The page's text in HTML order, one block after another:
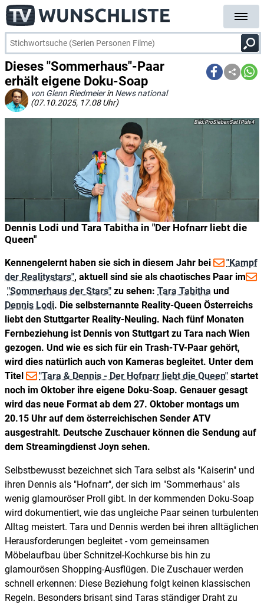
Dieses "Sommerhaus"-Paar
erhält eigene Doku-Soap
von Glenn Riedmeierin News national
(07.10.2025, 17.08 Uhr)
Dennis Lodi und Tara Tabitha in "Der Hofnarr liebt die
Queen"
ProSiebenSat1Puls4
Kennengelernt haben sie sich in diesem Jahr bei
"Kampf
der Realitystars", aktuell sind sie als chaotisches Paar im
"Sommerhaus der Stars" zu sehen: Tara Tabitha und
Dennis Lodi. Die selbsternannte Reality-Queen Österreichs
liebt den Stuttgarter Reality-Neuling. Nach fünf Monaten
Fernbeziehung ist Dennis von Stuttgart zu Tara nach Wien
gezogen. Und wie es sich für ein Trash-TV-Paar gehört,
wird dies natürlich auch von Kameras begleitet. Unter dem
Titel
"Tara & Dennis - Der Hofnarr liebt die Queen" startet
noch im Oktober ihre eigene Doku-Soap. Genauer gesagt
wird das neue Format ab dem 27. Oktober montags um
20.15 Uhr auf dem österreichischen Sender ATV
ausgestrahlt. Deutsche Zuschauer können die Sendung auf
dem Streamingdienst Joyn sehen.
Selbstbewusst bezeichnet sich Tara selbst als "Kaiserin" und
ihren Dennis als "Hofnarr", der sich im "Sommerhaus" als
wenig glamouröser Proll gibt. In der kommenden Doku-Soap
wird dokumentiert, wie das ungleiche Paar seinen turbulenten
Alltag meistert. Tara und Dennis werden bei ihren alltäglichen
Herausforderungen begleitet - vom gemeinsamen
Möbelaufbau über Schnitzel-Kochkurse bis hin zu
glamourösen Shopping-Ausflügen. Die Zuschauer werden
schnell erkennen: Diese Beziehung folgt keinen klassischen
Regeln. Besonders brisant sind Taras ständiger Draht zu